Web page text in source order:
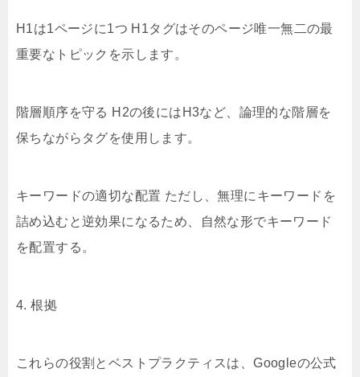
H1は1ページに1つ H1タグはそのページ唯一無二の最
重要なトピックを示します。
階層順序を守る H2の後にはH3など、論理的な階層を
保ちながらタグを使用します。
キーワードの適切な配置 ただし、無理にキーワードを
詰め込むと逆効果になるため、自然な形でキーワード
を配置する。
4. 根拠
これらの役割とベストプラクティスは、Googleの公式